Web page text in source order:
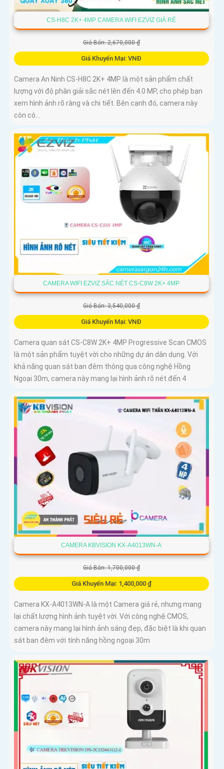
CS-H8C 2K+ 4MP CAMERA WIFI EZVIZ GIÁ RẺ
Giá Bán: 2,670,000 ₫
Giá Khuyến Mại: VNĐ
Camera An Ninh CS-H8C 2K+ 4MP là một sản phẩm chất
lượng với độ phân giải sắc nét lên đến 4.0 MP, cho phép bạn
xem hình ảnh rõ ràng và chi tiết. Bên cạnh đó, camera này
còn có...
CAMERA WIFI EZVIZ SẮC NÉT CS-C8W 2K+ 4MP
Giá Bán: 3,540,000 ₫
Giá Khuyến Mại: VNĐ
Camera quan sát CS-C8W 2K+ 4MP Progressive Scan CMOS
là một sản phẩm tuyệt vời cho những dự án dân dụng. Với
khả năng quan sát ban đêm thông qua công nghệ Hồng
Ngoại 30m, camera này mang lại hình ảnh rõ nét đến 4
CAMERA KBVISION KX-A4013WN-A
Giá Bán: 1,700,000 ₫
Giá Khuyến Mại: 1,400,000 ₫
Camera KX-A4013WN-A là một Camera giá rẻ, nhưng mang
lại chất lượng hình ảnh tuyệt vời. Với công nghệ CMOS,
camera này mang lại hình ảnh sáng đẹp, đặc biệt là khi quan
sát ban đêm với tính năng hồng ngoại 30m